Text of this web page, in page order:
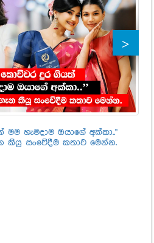
හැමදාම ඔයාගේ අක්කා.."
කියූ සංවේදීම කතාව මෙන්න.